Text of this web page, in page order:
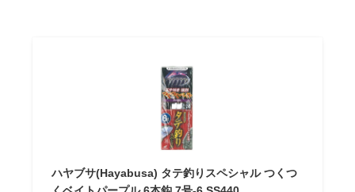
ハヤブサ(Hayabusa) タテ釣りスペシャル つくつ